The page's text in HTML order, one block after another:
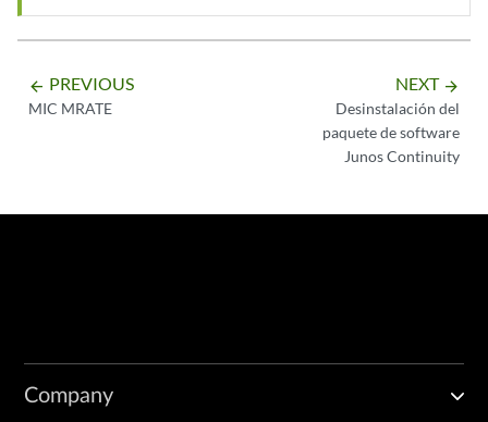
arrow_backward PREVIOUS
MIC MRATE
NEXT arrow_forward
Desinstalación del
paquete de software
Junos Continuity
Company